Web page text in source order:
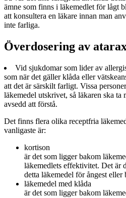
ämne som finns i läkemedlet för lågt
att konsultera en läkare innan man
inte farliga.
Överdosering av
Vid sjukdomar som lider av
som när det gäller klåda eller
att det är särskilt farligt. Vissa
läkemedel utskrivet, så läkaren ska ta
avsedd att förstå.
Det finns flera olika receptfria
vanligaste är:
kortison
är det som ligger bakom
läkemedlets effektivitet. Det är
detta läkemedel för ångest eller
läkemedel med klåda
är det som ligger bakom